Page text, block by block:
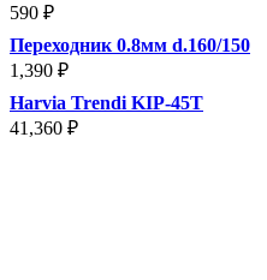
590 ₽
Переходник 0.8мм d.160/150
1,390 ₽
Harvia Trendi KIP-45T
41,360 ₽